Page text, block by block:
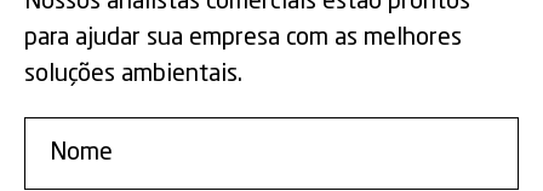
para ajudar sua empresa com as melhores
soluções ambientais.